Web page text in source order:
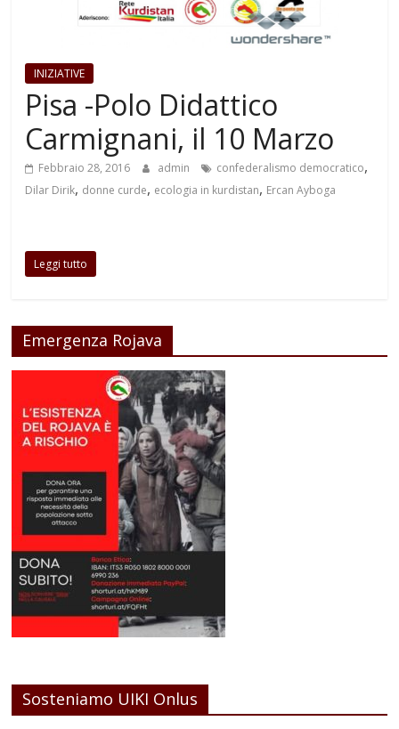
INIZIATIVE
Pisa -Polo Didattico
Carmignani, il 10 Marzo
Febbraio 28, 2016 admin confederalismo democratico,
Dilar Dirik, donne curde, ecologia in kurdistan, Ercan Ayboga
Leggi tutto
Emergenza Rojava
Sosteniamo UIKI Onlus